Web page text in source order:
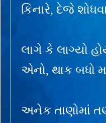
કિનારે, દેજે
લાગે કે લાગ્યો
એનો, થાક બધો
અનેક તાણોમાં